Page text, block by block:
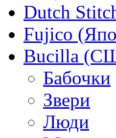
Dutch
Fujico
Bucilla
Бабочки
Звери
Люди